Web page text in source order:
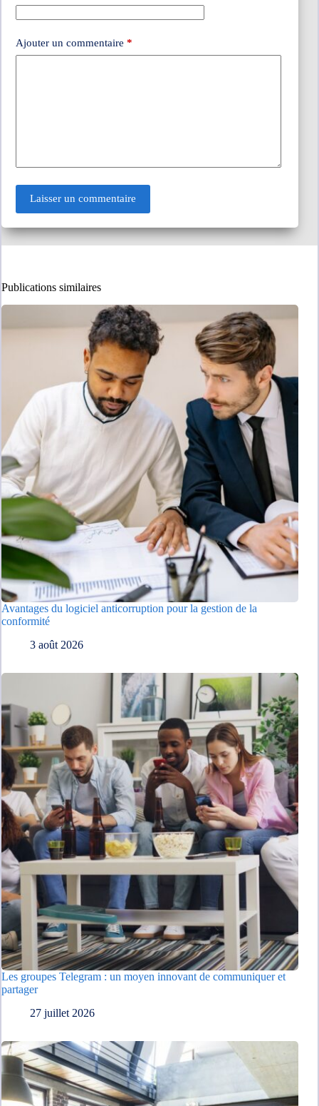
Ajouter un commentaire *
Laisser un commentaire
Publications similaires
Avantages du logiciel anticorruption pour la gestion de la
conformité
3 août 2026
Les groupes Telegram : un moyen innovant de communiquer et
partager
27 juillet 2026